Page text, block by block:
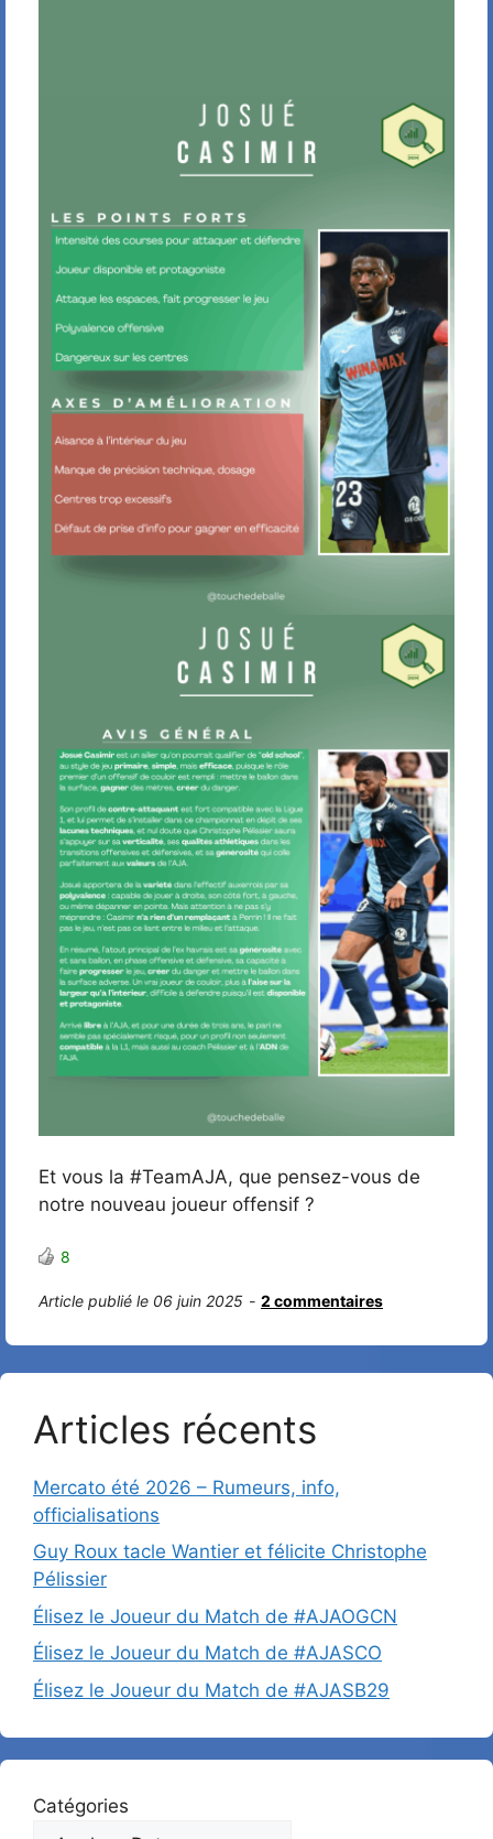
Et vous la #TeamAJA, que pensez-vous de
notre nouveau joueur offensif ?
8
Article publié le 06 juin 2025 - 2 commentaires
Articles récents
Mercato été 2026 – Rumeurs, info,
officialisations
Guy Roux tacle Wantier et félicite Christophe
Pélissier
Élisez le Joueur du Match de #AJAOGCN
Élisez le Joueur du Match de #AJASCO
Élisez le Joueur du Match de #AJASB29
Catégories